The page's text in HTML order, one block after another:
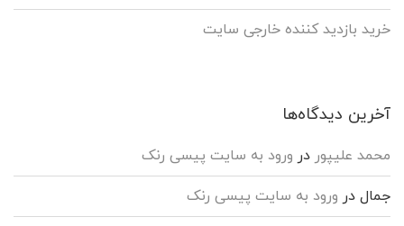
خرید بازدید کننده خارجی سایت
آخرین دیدگاه‌ها
محمد علیپور در ورود به سایت پیسی رنک
جمال در ورود به سایت پیسی رنک